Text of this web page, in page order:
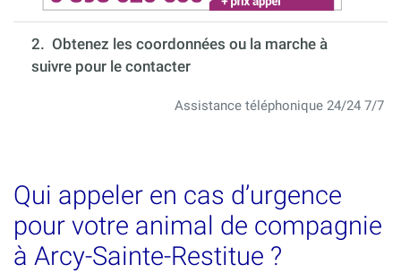
2. Obtenez les coordonnées ou la marche à
suivre pour le contacter
Assistance téléphonique 24/24 7/7
Qui appeler en cas d’urgence
pour votre animal de compagnie
à Arcy-Sainte-Restitue ?